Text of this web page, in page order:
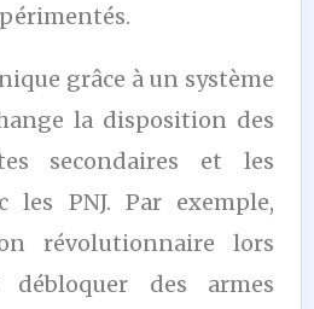
grâce à un système
la disposition des
secondaires et les
les PNJ. Par exemple,
révolutionnaire lors
des armes